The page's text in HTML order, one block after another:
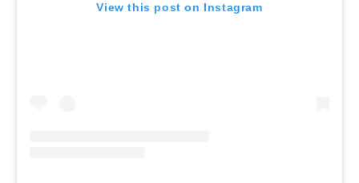
View this post on Instagram